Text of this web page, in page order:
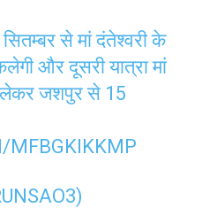
सितम्बर से मां दंतेश्वरी के
और दूसरी यात्रा मां
लेकर जशपुर से 15
MFBGKIKKMP